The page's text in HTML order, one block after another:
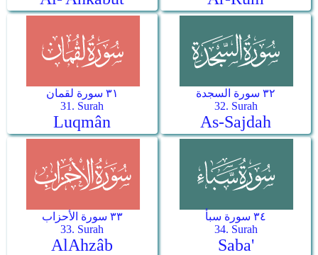
٣١ سورة لقمان
31. Surah
Luqmân
٣٢ سورة السجدة
32. Surah
As-­Sajdah
٣٣ سورة الأحزاب
33. Surah
Al­Ahzâb
٣٤ سورة سبأ
34. Surah
Saba'